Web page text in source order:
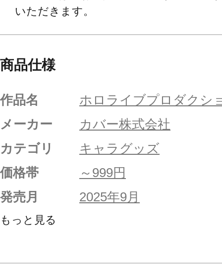
いただきます。
商品仕様
作品名
ホロライブプロダクシ
メーカー
カバー株式会社
カテゴリ
キャラグッズ
価格帯
～999円
発売月
2025年9月
もっと見る